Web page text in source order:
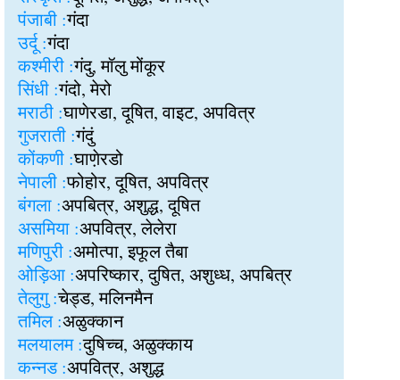
पंजाबी :गंदा
उर्दू :गंदा
कश्मीरी :गंदु, मॉलु मोंकूर
सिंधी :गंदो, मेरो
मराठी :घाणेरडा, दूषित, वाइट, अपवित्र
गुजराती :गंदुं
कोंकणी :घाण़ेरडो
नेपाली :फोहोर, दूषित, अपवित्र
बंगला :अपबित्र, अशुद्ध, दूषित
असमिया :अपवित्र, लेलेरा
मणिपुरी :अमोत्पा, इफूल तैबा
ओड़िआ :अपरिष्कार, दुषित, अशुध्ध, अपबित्र
तेलुगु :चेड्ड, मलिनमैन
तमिल :अळुक्कान
मलयालम :दुषिच्च, अळुक्काय
कन्नड :अपवित्र, अशुद्ध